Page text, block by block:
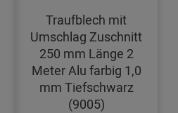
Traufblech mit
Umschlag Zuschnitt
250 mm Länge 2
Meter Alu farbig 1,0
mm Tiefschwarz
(9005)